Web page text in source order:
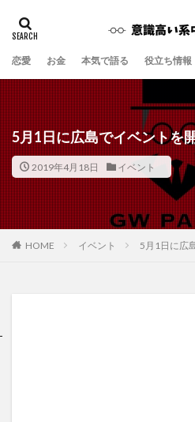
恋愛 お金 本気で語る 役立ち情報
5月1日に広島でイベントを
2019年4月18日 イベント
HOME イベント 5月1日に広